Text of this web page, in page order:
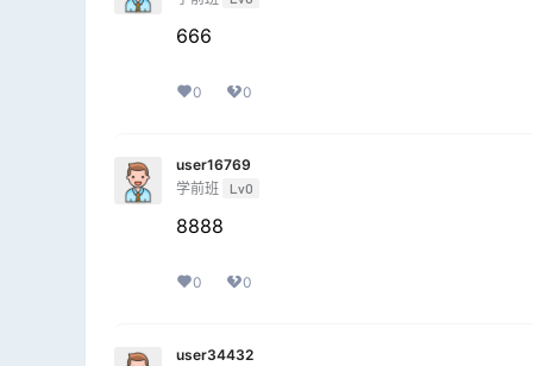
666
0 0
user16769
学前班 Lv0
8888
0 0
user34432